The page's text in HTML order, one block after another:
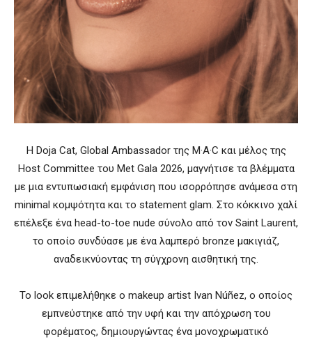
Η Doja Cat, Global Ambassador της M·A·C και μέλος της
Host Committee του Met Gala 2026, μαγνήτισε τα βλέμματα
με μια εντυπωσιακή εμφάνιση που ισορρόπησε ανάμεσα στη
minimal κομψότητα και το statement glam. Στο κόκκινο χαλί
επέλεξε ένα head-to-toe nude σύνολο από τον Saint Laurent,
το οποίο συνδύασε με ένα λαμπερό bronze μακιγιάζ,
αναδεικνύοντας τη σύγχρονη αισθητική της.
Το look επιμελήθηκε ο makeup artist Ivan Núñez, ο οποίος
εμπνεύστηκε από την υφή και την απόχρωση του
φορέματος, δημιουργώντας ένα μονοχρωματικό